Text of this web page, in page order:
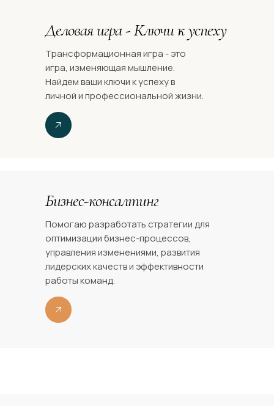
Помогаю разработать стратегии для
оптимизации бизнес-процессов,
управления изменениями, развития
лидерских качеств и эффективности
работы команд.
Бизнес-консалтинг
Трансформационная игра - это
игра, изменяющая мышление.
Найдем ваши ключи к успеху в
личной и профессиональной жизни.
Деловая игра - Ключи к успеху